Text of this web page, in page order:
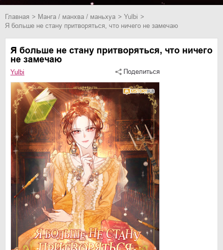
Главная манга / манхва / маньхуа
Yulbi
Я больше не стану притворяться, что ничего не замечаю
Я больше не стану притворяться, что ничего
не замечаю
Yulbi Поделиться